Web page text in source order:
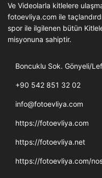
Ve Videolarla kitlelere
fotoevliya.com ile
spor ile ilgilenen bütün
misyonuna sahiptir.
Boncuklu Sok. Gönyeli/
+90 542 851 32 02
info@fotoevliya.com
https://fotoevliya.com
https://fotoevliya.net
https://fotoevliya.com/